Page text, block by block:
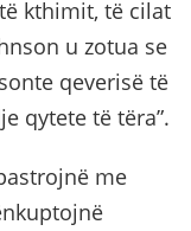
kthimit, të cilat
u zotua se
qeverisë të
qytete të tëra”.
me